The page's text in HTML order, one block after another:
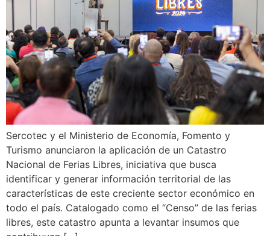
Sercotec y el Ministerio de Economía, Fomento y
Turismo anunciaron la aplicación de un Catastro
Nacional de Ferias Libres, iniciativa que busca
identificar y generar información territorial de las
características de este creciente sector económico en
todo el país. Catalogado como el “Censo” de las ferias
libres, este catastro apunta a levantar insumos que